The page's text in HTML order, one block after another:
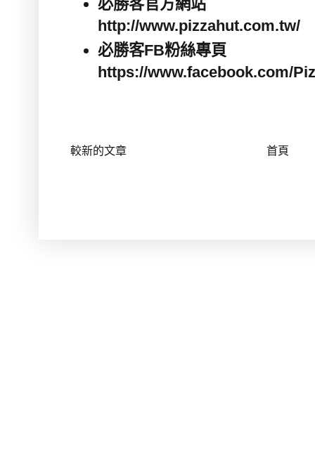
必勝客官方網站
http://www.pizzahut.com.tw/
必勝客FB粉絲專頁
https://www.facebook.com/
較新的文章 首頁